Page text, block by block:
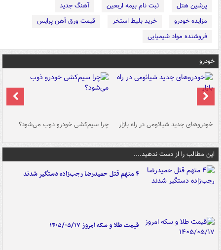
پرشین هتل
ثبت نام بیمه اربعین
آهنگ جدید
مزایده خودرو
خرید بلیط استخر
قیمت ورق آهن پرایس
فروشنده مواد شیمیایی
خودرو
خودروهای جدید شیائومی در راه بازار چرا سیم‌کشی خودرو ذوب می‌شود؟
این مطالب را از دست ندهید....
۴ متهم قتل حمیدرضا رجب‌زاده دستگیر شدند
قیمت طلا و سکه امروز ۱۴۰۵/۰۵/۱۷